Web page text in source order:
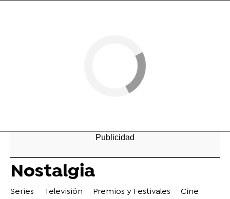
Nostalgia
Series Televisión Premios y Festivales
Cine